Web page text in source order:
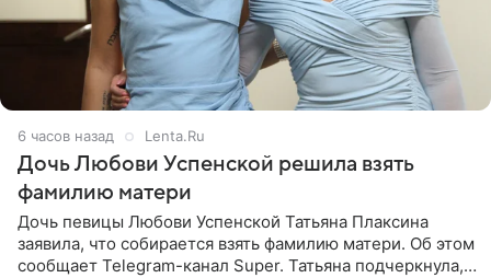
6 часов назад Lenta.Ru
Дочь Любови Успенской решила взять
фамилию матери
Дочь певицы Любови Успенской Татьяна Плаксина
заявила, что собирается взять фамилию матери. Об этом
сообщает Telegram-канал Super. Татьяна подчеркнула,